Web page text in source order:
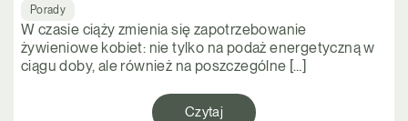
Porady
W czasie ciąży zmienia się zapotrzebowanie
żywieniowe kobiet: nie tylko na podaż energetyczną w
ciągu doby, ale również na poszczególne […]
Czytaj